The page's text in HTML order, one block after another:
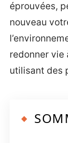
éprouvées,
nouveau
redonner vie
utilisant des